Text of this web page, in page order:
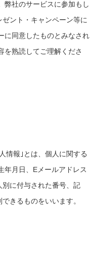
弊社のサービスに参加もし
ント・キャンペーン等に
に同意したものとみなされ
を熟読してご理解くださ
情報｣とは、個人に関する
年月日、Eメールアドレス
に付与された番号、記
きるものをいいます。